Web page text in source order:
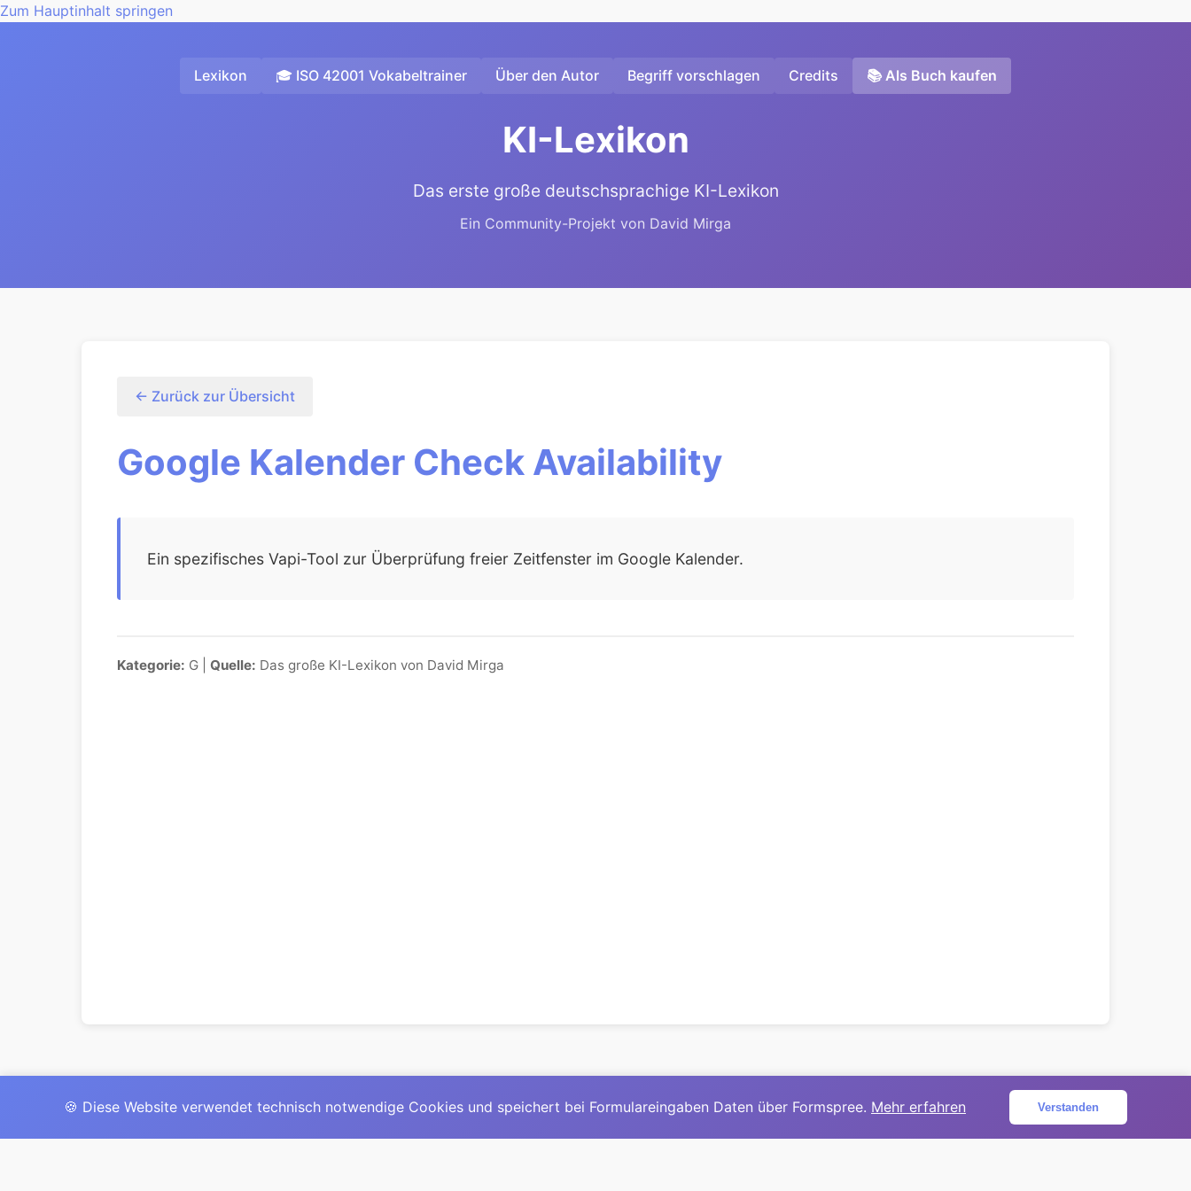
Zum Hauptinhalt springen
Lexikon 🎓 ISO 42001 Vokabeltrainer Über den Autor Begriff vorschlagen Credits 📚 Als Buch kaufen
KI-Lexikon
Das erste große deutschsprachige KI-Lexikon
Ein Community-Projekt von David Mirga
← Zurück zur Übersicht
Google Kalender Check Availability
Ein spezifisches Vapi-Tool zur Überprüfung freier Zeitfenster im Google Kalender.
Kategorie: G | Quelle: Das große KI-Lexikon von David Mirga
© 2025David Mirga|LinkedIn|davidmirga.com
🍪 Diese Website verwendet technisch notwendige Cookies und speichert bei Formulareingaben Daten über Formspree. Mehr erfahren Verstanden